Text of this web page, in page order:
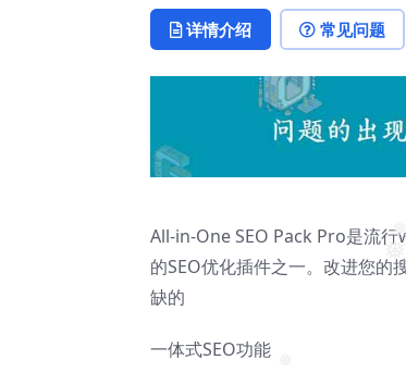
❅
详情介绍 常见问题
All-in-One SEO Pack Pro是流
的SEO优化插件之一。改进您
缺的
一体式SEO功能